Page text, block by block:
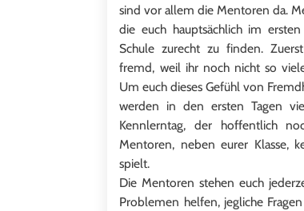
sind vor allem die Mentoren da.
die euch hauptsächlich im
Schule zurecht zu finden.
fremd, weil ihr noch nicht so
Um euch dieses Gefühl von
werden in den ersten Tagen
Kennlerntag, der hoffentlich
Mentoren, neben eurer Klasse,
spielt.
Die Mentoren stehen euch
Problemen helfen, jegliche